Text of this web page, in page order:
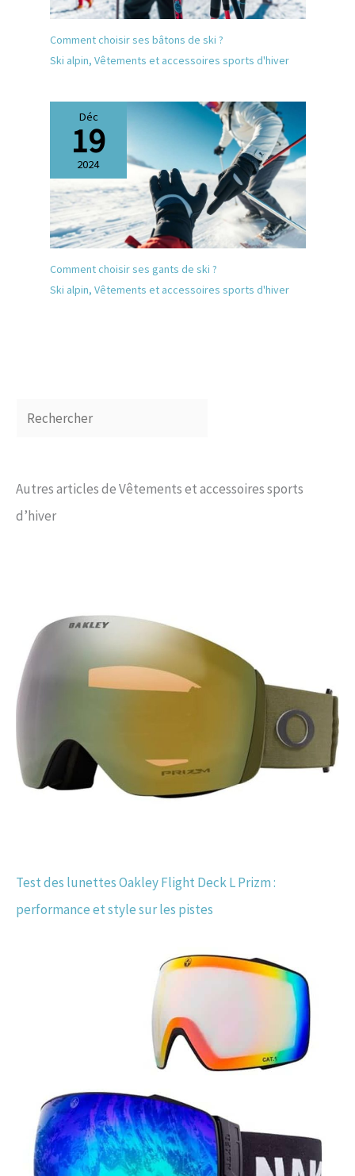
Comment choisir ses bâtons de ski ?
Ski alpin, Vêtements et accessoires sports d'hiver
Déc
19
2024
Comment choisir ses gants de ski ?
Ski alpin, Vêtements et accessoires sports d'hiver
Autres articles de Vêtements et accessoires sports
d’hiver
Test des lunettes Oakley Flight Deck L Prizm :
performance et style sur les pistes